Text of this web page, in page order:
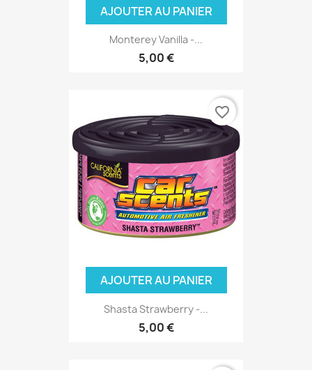
AJOUTER AU PANIER
Monterey Vanilla -...
5,00 €
AJOUTER AU PANIER
Shasta Strawberry -...
5,00 €
favorite_border